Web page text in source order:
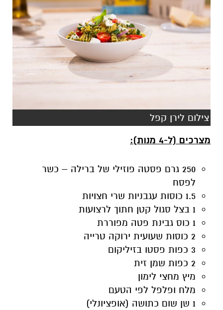
צילום לירן קפל
מצרכים (ל-4 מנות):
250 גרם פסטה פוזילי של ברילה – כשר
לפסח
1.5 כוסות עגבניות שרי חצויות
1 בצל סגול קטן חתוך לרצועות
1 כוס גבינת פטה מפוררת
2 כוסות שעועית ירוקה טרייה
3 כפות פסטו בזיליקום
2 כפות שמן זית
מיץ מחצי לימון
מלח ופלפל לפי הטעם
1 שן שום כתושה (אופציונלי)